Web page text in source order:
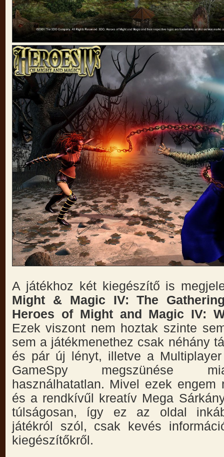
A játékhoz két kiegészítő is
Might & Magic IV: The
Heroes of Might and Magic IV:
Ezek viszont nem hoztak szinte
sem a játékmenethez csak néhány
és pár új lényt, illetve a
GameSpy megszünése
használhatatlan. Mivel ezek engem
és a rendkívűl kreatív Mega
túlságosan, így ez az oldal
játékról szól, csak kevés
kiegészítőkről.